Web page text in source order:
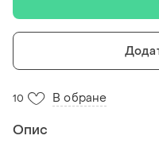
10 В обране
Опис